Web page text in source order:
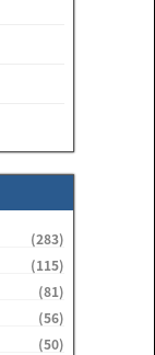
(283)
(115)
(81)
(56)
(50)